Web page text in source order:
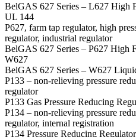
BelGAS 627 Series – L627 High
UL 144
P627, farm tap regulator, high
regulator, industrial regulator
BelGAS 627 Series – P627 High
W627
BelGAS 627 Series – W627
P133 – non-relieving pressure
regulator
P133 Gas Pressure Reducing
P134 – non-relieving pressure
regulator, internal registration
P134 Pressure Reducing